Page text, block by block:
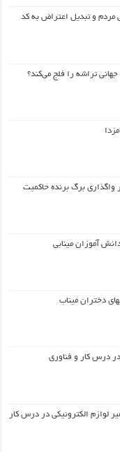
مردم و تبدیل اعتراض به کد
تراشه را فلج می‌کند؟
واگذاری برگ برنده حاکمیت
آموزان مینابی
دختران میناب
درس کار و فناوری
لوازم الکترونیکی در درس کار